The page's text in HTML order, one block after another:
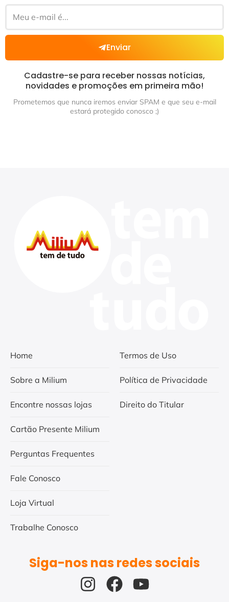
Enviar
Cadastre-se para receber nossas notícias,
novidades e promoções em primeira mão!
Prometemos que nunca iremos enviar SPAM e que seu e-mail
estará protegido conosco ;)
Home
Sobre a Milium
Encontre nossas lojas
Cartão Presente Milium
Perguntas Frequentes
Fale Conosco
Loja Virtual
Trabalhe Conosco
Termos de Uso
Política de Privacidade
Direito do Titular
Siga-nos nas redes sociais